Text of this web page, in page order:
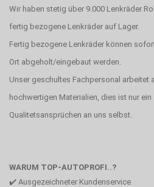
Wir haben stetig über 9.000 Lenkräder
fertig bezogene Lenkräder auf Lager.
Fertig bezogene Lenkräder können
Ort abgeholt/eingebaut werden.
Unser geschultes Fachpersonal arbeitet
hochwertigen Materialien, dies ist nur ein
Qualitetsansprüchen an uns selbst.
WARUM TOP-AUTOPROFI..?
✔️ Ausgezeichneter Kundenservice